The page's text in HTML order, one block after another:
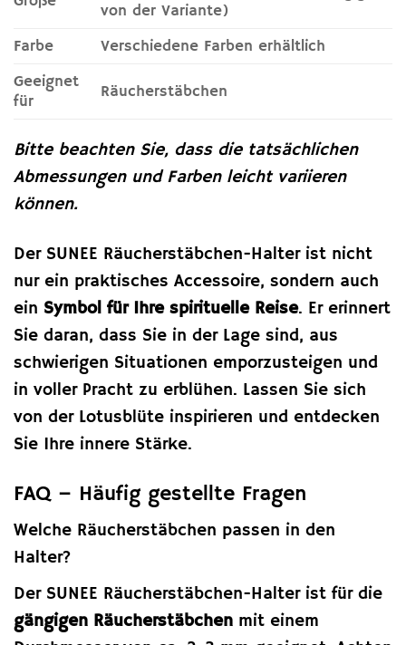
von der Variante)
Farbe
Verschiedene Farben erhältlich
Geeignet
für
Räucherstäbchen
Bitte beachten Sie, dass die tatsächlichen
Abmessungen und Farben leicht variieren
können.
Der SUNEE Räucherstäbchen-Halter ist nicht
nur ein praktisches Accessoire, sondern auch
ein Symbol für Ihre spirituelle Reise. Er erinnert
Sie daran, dass Sie in der Lage sind, aus
schwierigen Situationen emporzusteigen und
in voller Pracht zu erblühen. Lassen Sie sich
von der Lotusblüte inspirieren und entdecken
Sie Ihre innere Stärke.
FAQ – Häufig gestellte Fragen
Welche Räucherstäbchen passen in den
Halter?
Der SUNEE Räucherstäbchen-Halter ist für die
gängigen Räucherstäbchen mit einem